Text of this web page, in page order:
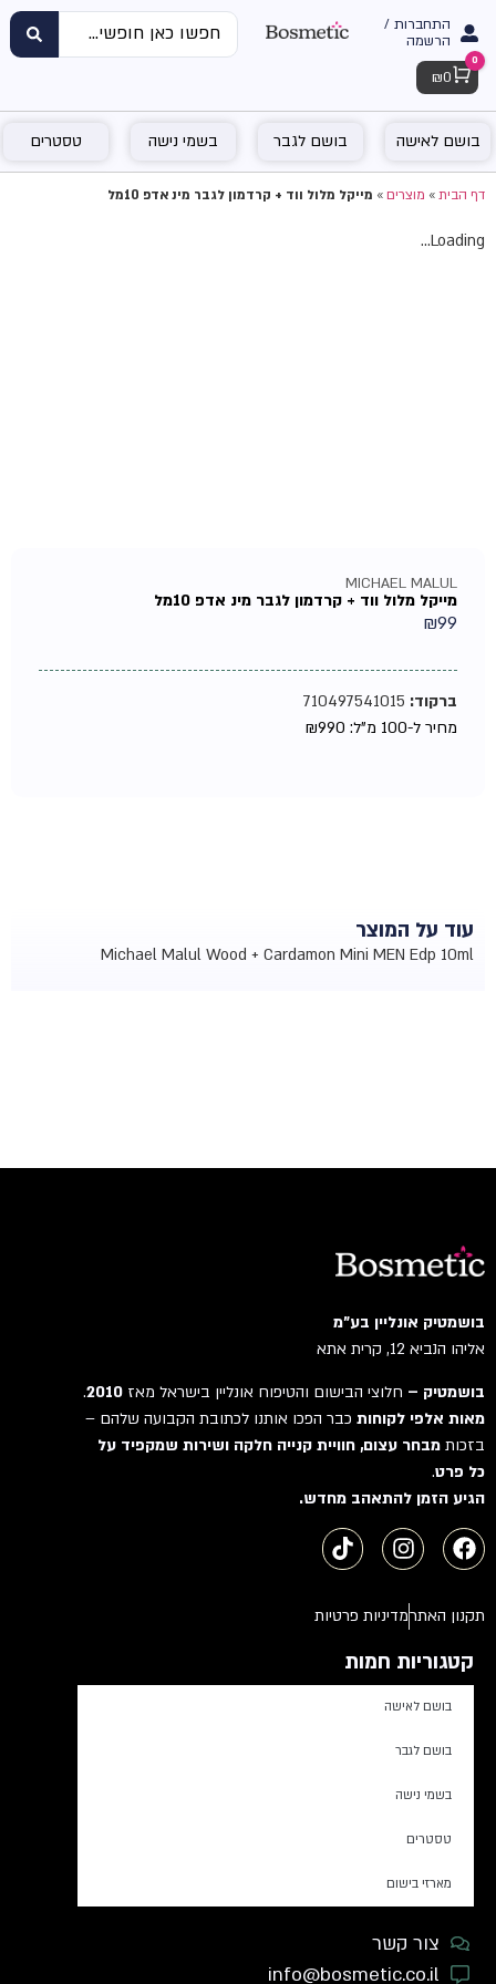
התחברות /
הרשמה
Cart
0
₪ 0
בושם לאישה בושם לגבר בשמי נישה טסטרים
דף הבית»מוצרים»מייקל מלול ווד + קרדמון לגבר מינ אדפ 10מל
Loading...
MICHAEL MALUL
מייקל מלול ווד + קרדמון לגבר מינ אדפ 10מל
₪99
ברקוד:710497541015
מחיר ל-100 מ"ל:
₪990
עוד על המוצר
Michael Malul Wood + Cardamon Mini MEN Edp 10ml
בושמטיק אונליין בע"מ
אליהו הנביא 12, קרית אתא
בושמטיק –חלוצי הבישום והטיפוח אונליין בישראל מאז2010
.
מאות אלפי לקוחותכבר הפכו אותנו לכתובת הקבועה שלהם –
בזכותמבחר עצום, חוויית קנייה חלקה ושירות שמקפיד על
כל פרט.
הגיע הזמן להתאהב מחדש.
תקנון האתרמדיניות פרטיות
קטגוריות חמות
בושם לאישה
בושם לגבר
בשמי נישה
טסטרים
מארזי בישום
צור קשר
info@bosmetic.co.il